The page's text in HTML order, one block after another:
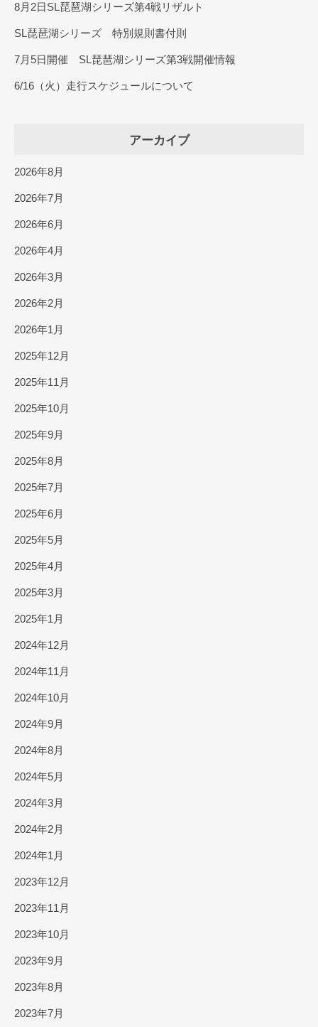
8月2日SL琵琶湖シリーズ第4戦リザルト
SL琵琶湖シリーズ 特別規則書付則
7月5日開催 SL琵琶湖シリーズ第3戦開催情報
6/16（火）走行スケジュールについて
アーカイブ
2026年8月
2026年7月
2026年6月
2026年4月
2026年3月
2026年2月
2026年1月
2025年12月
2025年11月
2025年10月
2025年9月
2025年8月
2025年7月
2025年6月
2025年5月
2025年4月
2025年3月
2025年1月
2024年12月
2024年11月
2024年10月
2024年9月
2024年8月
2024年5月
2024年3月
2024年2月
2024年1月
2023年12月
2023年11月
2023年10月
2023年9月
2023年8月
2023年7月